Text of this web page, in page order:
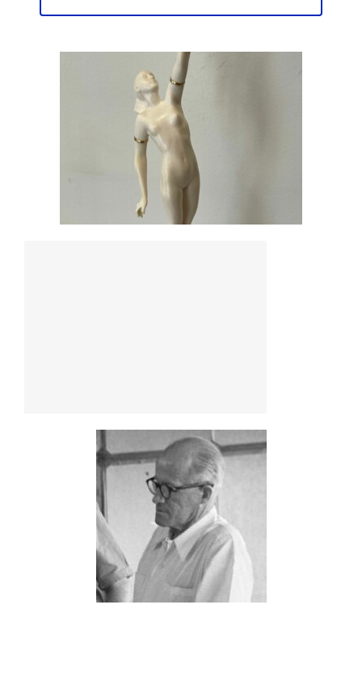
TOUS NOS CRÉATEURS All our artists